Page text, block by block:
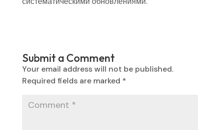
Submit a Comment
Your email address will not be published.
Required fields are marked *